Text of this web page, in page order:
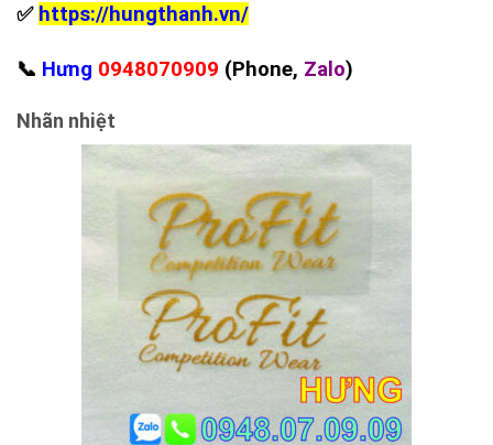
✅ https://hungthanh.vn/
📞 Hưng 0948070909 (Phone, Zalo)
Nhãn nhiệt